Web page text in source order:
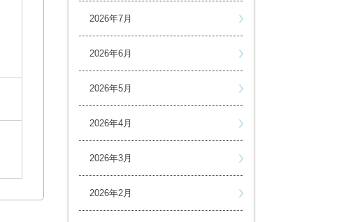
2026年7月
2026年6月
2026年5月
2026年4月
2026年3月
2026年2月